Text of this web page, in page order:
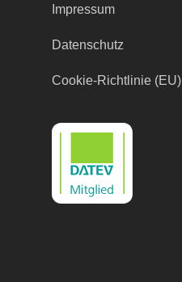
Impressum
Datenschutz
Cookie-Richtlinie (EU)